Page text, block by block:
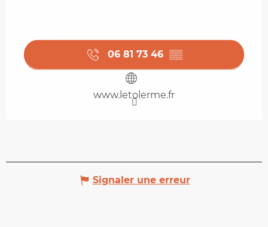
06 81 73 46 ▒▒
www.letolerme.fr
Signaler une erreur